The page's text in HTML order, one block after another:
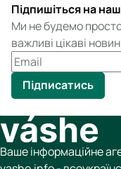
Підпишіться на
Ми не будемо
важливі цікаві
Підписатись
Ваше інформаційне